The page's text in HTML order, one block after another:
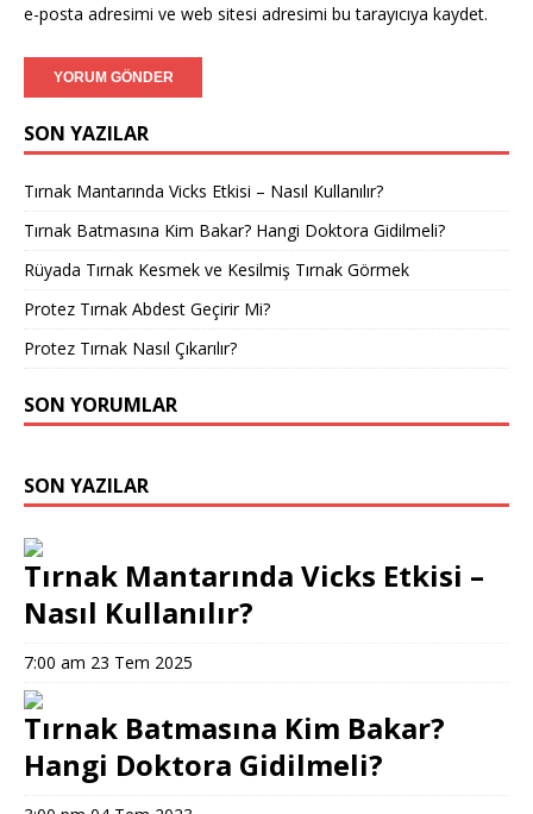
e-posta adresimi ve web sitesi adresimi bu tarayıcıya kaydet.
SON YAZILAR
Tırnak Mantarında Vicks Etkisi – Nasıl Kullanılır?
Tırnak Batmasına Kim Bakar? Hangi Doktora Gidilmeli?
Rüyada Tırnak Kesmek ve Kesilmiş Tırnak Görmek
Protez Tırnak Abdest Geçirir Mi?
Protez Tırnak Nasıl Çıkarılır?
SON YORUMLAR
SON YAZILAR
Tırnak Mantarında Vicks Etkisi –
Nasıl Kullanılır?
7:00 am 23 Tem 2025
Tırnak Batmasına Kim Bakar?
Hangi Doktora Gidilmeli?